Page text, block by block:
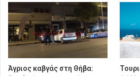
Άγριος καβγάς στη Θήβα: